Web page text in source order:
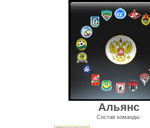
Альянс
Состав команды: